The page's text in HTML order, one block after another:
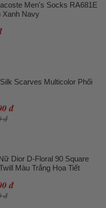
Men's Socks RA681E
Xanh Navy
Scarves Multicolor Phối
đ
đ
Dior D-Floral 90 Square
Màu Trắng Họa Tiết
đ
đ